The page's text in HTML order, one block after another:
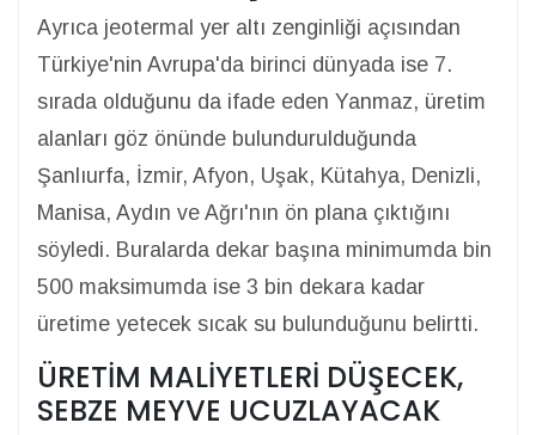
Ayrıca jeotermal yer altı zenginliği açısından
Türkiye'nin Avrupa'da birinci dünyada ise 7.
sırada olduğunu da ifade eden Yanmaz, üretim
alanları göz önünde bulundurulduğunda
Şanlıurfa, İzmir, Afyon, Uşak, Kütahya, Denizli,
Manisa, Aydın ve Ağrı'nın ön plana çıktığını
söyledi. Buralarda dekar başına minimumda bin
500 maksimumda ise 3 bin dekara kadar
üretime yetecek sıcak su bulunduğunu belirtti.
ÜRETİM MALİYETLERİ DÜŞECEK,
SEBZE MEYVE UCUZLAYACAK